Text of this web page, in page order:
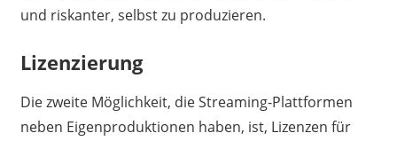
und riskanter, selbst zu produzieren.
Lizenzierung
Die zweite Möglichkeit, die Streaming-Plattformen
neben Eigenproduktionen haben, ist, Lizenzen für